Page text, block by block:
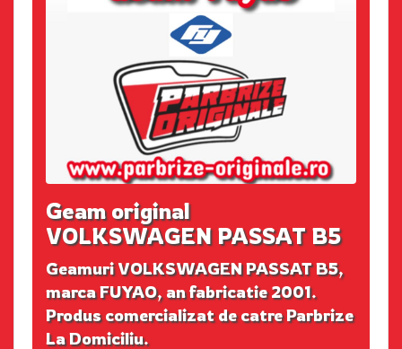
Geam original
VOLKSWAGEN PASSAT B5
Geamuri VOLKSWAGEN PASSAT B5,
marca FUYAO, an fabricatie 2001.
Produs comercializat de catre Parbrize
La Domiciliu.